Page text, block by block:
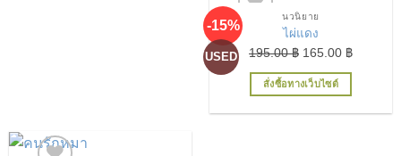
เพิ่มในรายการที่ชื่นชอบ
-15%
USED
นวนิยาย
ไผ่แดง
195.00฿ Original
price
was:
165.00 ฿Current
สั่งซื้อทางเว็บไซต์